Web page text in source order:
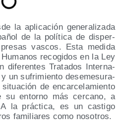
la apli­ca­ción gene­ra­li­za­da
de la polí­ti­ca de dis­per­
vas­cos. Esta medi­da
reco­gi­dos en la Ley
dife­ren­tes Tra­ta­dos Inter­na­
un sufri­mien­to des­eme­su­ra­
de encar­ce­la­mien­to
su entorno más cer­cano, a
la prác­ti­ca, es un cas­ti­go
fami­lia­res como nosotros.